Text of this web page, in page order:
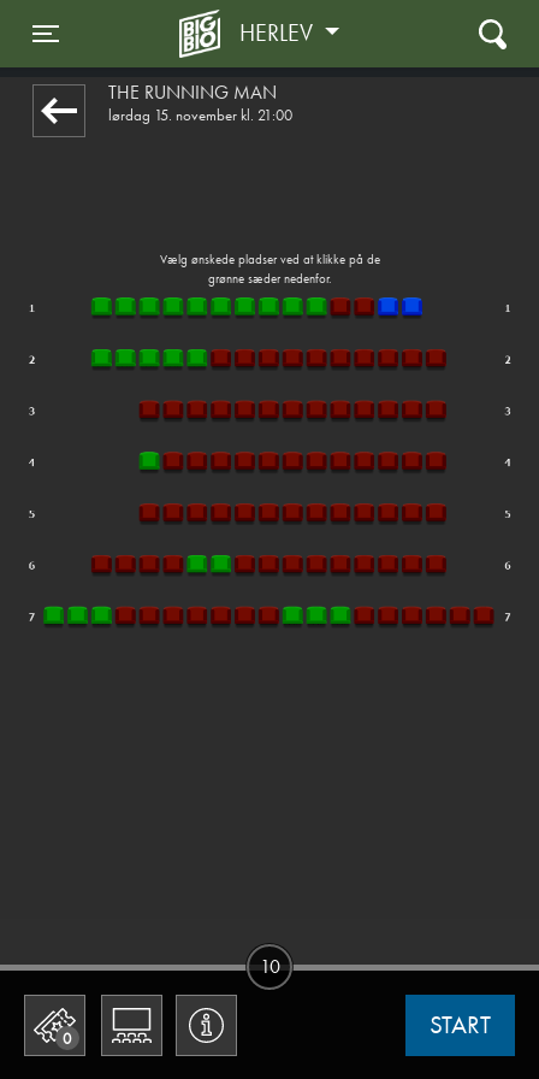
Toggle navigation
HERLEV
THE RUNNING MAN
lørdag 15. november kl. 21:00
Vælg ønskede pladser ved at klikke på de
grønne sæder nedenfor.
0 START
10
front05-temp 050134